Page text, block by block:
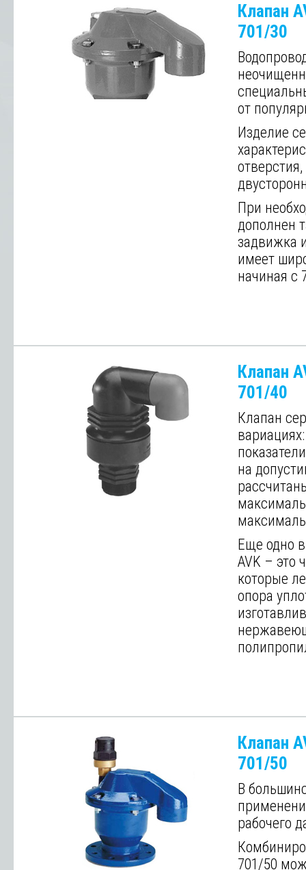
Клапан
701/30
от
Изделие
При
дополнен
задвижка
имеет
начиная с
Клапан
701/40
Клапан
на
Еще одно
AVK – это
которые
опора
Клапан
701/50
В
рабочего
701/50